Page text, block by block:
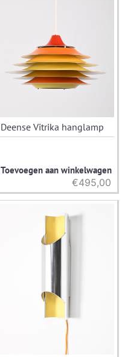
Deense Vitrika hanglamp
Toevoegen aan winkelwagen
€495,00